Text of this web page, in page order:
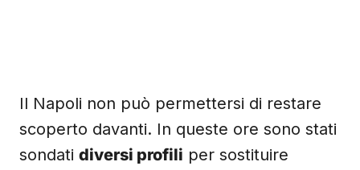
Il Napoli non può permettersi di restare
scoperto davanti. In queste ore sono stati
sondati diversi profili per sostituire